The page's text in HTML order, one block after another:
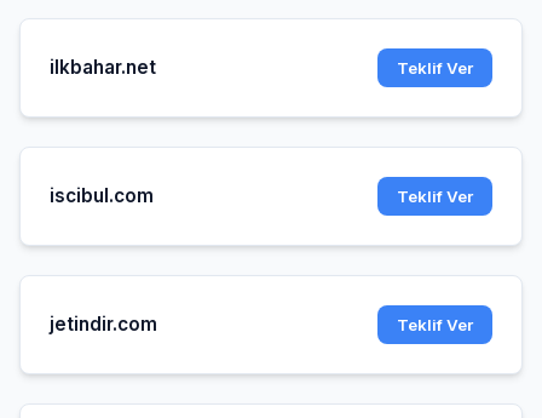
ilkbahar.net Teklif Ver
iscibul.com Teklif Ver
jetindir.com Teklif Ver